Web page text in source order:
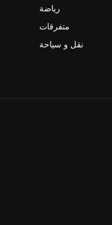
رياضة
متفرقات
نقل و سياحة